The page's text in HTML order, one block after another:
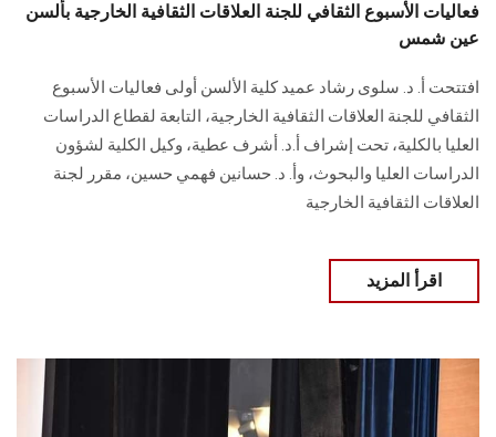
فعاليات الأسبوع الثقافي للجنة العلاقات الثقافية الخارجية بألسن
عين شمس
افتتحت أ. د. سلوى رشاد عميد كلية الألسن أولى فعاليات الأسبوع
الثقافي للجنة العلاقات الثقافية الخارجية، التابعة لقطاع الدراسات
العليا بالكلية، تحت إشراف أ.د. أشرف عطية، وكيل الكلية لشؤون
الدراسات العليا والبحوث، وأ. د. حسانين فهمي حسين، مقرر لجنة
العلاقات الثقافية الخارجية
اقرأ المزيد